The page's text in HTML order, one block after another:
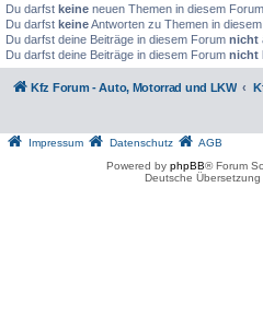
Du darfst keine neuen Themen in diesem
Du darfst keineAntworten zu Themen in
Du darfst deine Beiträge in diesem Forum nicht
Du darfst deine Beiträge in diesem Forum nicht
Kfz Forum - Auto, Motorrad und LKW
Impressum Datenschutz
AGB
Powered by phpBB® Forum
Deutsche Übersetzung